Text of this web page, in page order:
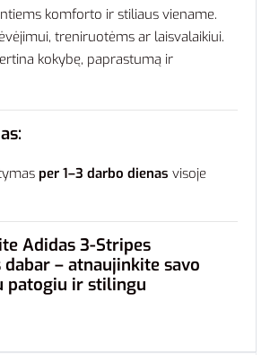
komforto ir stiliaus viename.
treniruotėms ar laisvalaikiui.
kokybę, paprastumą ir
per 1–3 darbo dienas visoje
Adidas 3-Stripes
– atnaujinkite savo
patogiu ir stilingu